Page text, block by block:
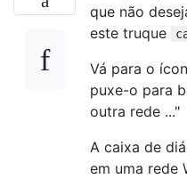
que não
este truque
Vá para o
puxe-o para
outra rede ..."
A caixa de
em uma rede